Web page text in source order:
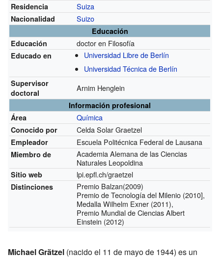
Residencia Suiza
Nacionalidad Suizo
Educación
Educación
doctor en Filosofía
Educado en
Universidad Libre de Berlín
Universidad Técnica de Berlín
Supervisor
doctoral
Arnim Henglein
Información profesional
Área
Química
Conocido por Celda Solar Graetzel
Empleador Escuela Politécnica Federal de Lausana
Miembro de
Academia Alemana de las Ciencias
Naturales Leopoldina
Sitio web lpi.epfl.ch/graetzel
Distinciones
Premio Balzan(2009)
Premio de Tecnología del Milenio (2010],
Medalla Wilhelm Exner (2011),
Premio Mundial de Ciencias Albert
Einstein (2012)
Michael Grätzel (nacido el 11 de mayo de 1944) es un